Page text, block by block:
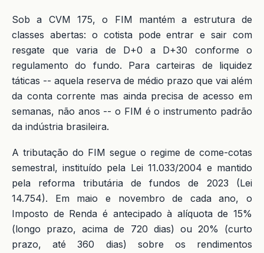
Sob a CVM 175, o FIM mantém a estrutura de
classes abertas: o cotista pode entrar e sair com
resgate que varia de D+0 a D+30 conforme o
regulamento do fundo. Para carteiras de liquidez
táticas -- aquela reserva de médio prazo que vai além
da conta corrente mas ainda precisa de acesso em
semanas, não anos -- o FIM é o instrumento padrão
da indústria brasileira.
A tributação do FIM segue o regime de come-cotas
semestral, instituído pela Lei 11.033/2004 e mantido
pela reforma tributária de fundos de 2023 (Lei
14.754). Em maio e novembro de cada ano, o
Imposto de Renda é antecipado à alíquota de 15%
(longo prazo, acima de 720 dias) ou 20% (curto
prazo, até 360 dias) sobre os rendimentos